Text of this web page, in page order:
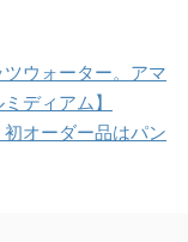
ウォーター。アマ
ディアム】
オーダー品はパン